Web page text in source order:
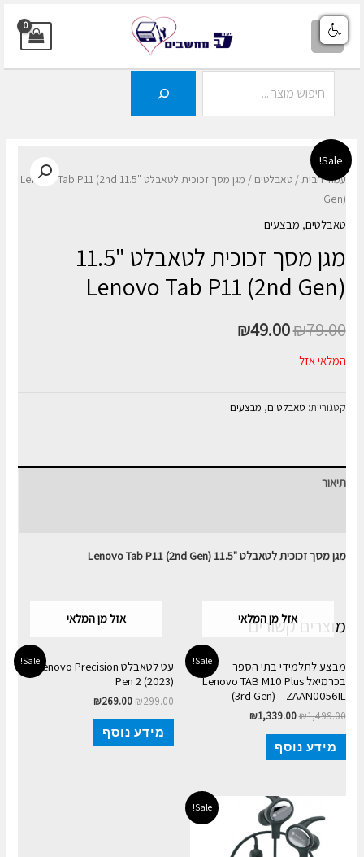
דילוג
לתוכן
MAIN
Sale!
עמוד הבית/טאבלטים
/ מגן מסך זכוכית לטאבלט "11.5 Lenovo Tab P11 (2nd
Gen)
טאבלטים, מבצעים
מגן מסך זכוכית לטאבלט "11.5
Lenovo Tab P11 (2nd Gen)
₪79.00
₪49.00
המלאי אזל
קטגוריות: טאבלטים, מבצעים
תיאור
מגן מסך זכוכית לטאבלט "11.5 Lenovo Tab P11 (2nd Gen)
מוצרים קשורים
Sale!
אזל מן המלאי
מבצע לתלמידי בתי הספר
בכרמיאל Lenovo TAB M10 Plus
(3rd Gen) – ZAAN0056IL
₪1,499.00
₪1,339.00
מידע נוסף
Sale!
אזל מן המלאי
עט לטאבלט Lenovo Precision
Pen 2 (2023)
₪299.00
₪269.00
מידע נוסף
Sale!